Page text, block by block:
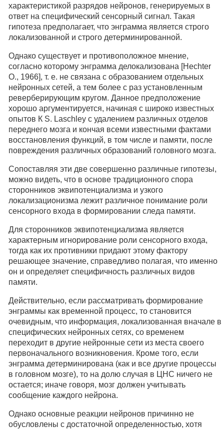
характеристикой разрядов нейронов, генерируемых в
ответ на специфический сенсорный сигнал. Такая
гипотеза предполагает, что энграмма является строго
локализованной и строго детерминированной.
Однако существует и противоположное мнение,
согласно которому энграмма делокализована [Hechter
О., 1966], т. е. не связана с образованием отдельных
нейронных сетей, а тем более с раз установленным
реверберирующим кругом. Данное предположение
хорошо аргументируется, начиная с широко известных
опытов К S. Laschley с удалением различных отделов
переднего мозга и кончая всеми известными фактами
восстановления функций, в том числе и памяти, после
повреждения различных образований головного мозга.
Сопоставляя эти две совершенно различные гипотезы,
можно видеть, что в основе традиционного спора
сторонников эквипотенциализма и узкого
локализационизма лежит различное понимание роли
сенсорного входа в формировании следа памяти.
Для сторонников эквипотенциализма является
характерным игнорирование роли сенсорного входа,
тогда как их противники придают этому фактору
решающее значение, справедливо полагая, что именно
он и определяет специфичность различных видов
памяти.
Действительно, если рассматривать формирование
энграммы как временной процесс, то становится
очевидным, что информация, локализованная вначале в
специфических нейронных сетях, со временем
переходит в другие нейронные сети из места своего
первоначального возникновения. Кроме того, если
энграмма детерминирована (как и все другие процессы
в головном мозге), то на долю случая в ЦНС ничего не
остается; иначе говоря, мозг должен учитывать
сообщение каждого нейрона.
Однако основные реакции нейронов причинно не
обусловлены с достаточной определенностью, хотя